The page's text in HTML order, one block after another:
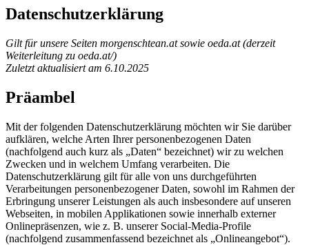
Datenschutzerklärung
Gilt für unsere Seiten morgenschtean.at sowie oeda.at (derzeit
Weiterleitung zu oeda.at/)
Zuletzt aktualisiert am 6.10.2025
Präambel
Mit der folgenden Datenschutzerklärung möchten wir Sie darüber
aufklären, welche Arten Ihrer personenbezogenen Daten
(nachfolgend auch kurz als „Daten“ bezeichnet) wir zu welchen
Zwecken und in welchem Umfang verarbeiten. Die
Datenschutzerklärung gilt für alle von uns durchgeführten
Verarbeitungen personenbezogener Daten, sowohl im Rahmen der
Erbringung unserer Leistungen als auch insbesondere auf unseren
Webseiten, in mobilen Applikationen sowie innerhalb externer
Onlinepräsenzen, wie z. B. unserer Social-Media-Profile
(nachfolgend zusammenfassend bezeichnet als „Onlineangebot“).